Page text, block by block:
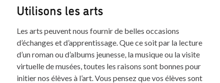
Utilisons les arts
Les arts peuvent nous fournir de belles occasions
d’échanges et d’apprentissage. Que ce soit par la lecture
d’un roman ou d’albums jeunesse, la musique ou la visite
virtuelle de musées, toutes les raisons sont bonnes pour
initier nos élèves à l’art. Vous pensez que vos élèves sont